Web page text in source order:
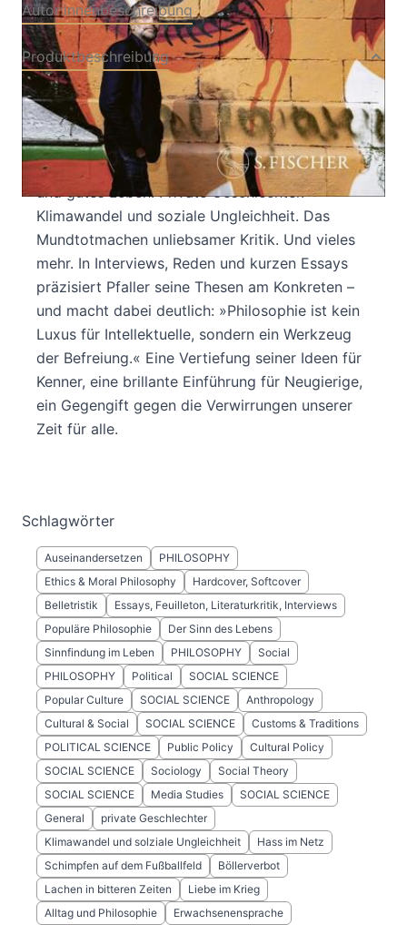
Autor:innenbeschreibung
Produktbeschreibung
Was Robert Pfaller in seinen großen Büchern
ausführlich hergeleitet hat, wird hier in knapper
Form anhand aktueller Themen erklärt: Zartes
Sprechen und vulgäre Präsidenten. Lockdowns
und gutes Leben. Private Geschlechter.
Klimawandel und soziale Ungleichheit. Das
Mundtotmachen unliebsamer Kritik. Und vieles
mehr. In Interviews, Reden und kurzen Essays
präzisiert Pfaller seine Thesen am Konkreten –
und macht dabei deutlich: »Philosophie ist kein
Luxus für Intellektuelle, sondern ein Werkzeug
der Befreiung.« Eine Vertiefung seiner Ideen für
Kenner, eine brillante Einführung für Neugierige,
ein Gegengift gegen die Verwirrungen unserer
Zeit für alle.
Schlagwörter
Auseinandersetzen
PHILOSOPHY
Ethics & Moral Philosophy
Hardcover, Softcover
Belletristik
Essays, Feuilleton, Literaturkritik, Interviews
Populäre Philosophie
Der Sinn des Lebens
Sinnfindung im Leben
PHILOSOPHY
Social
PHILOSOPHY
Political
SOCIAL SCIENCE
Popular Culture
SOCIAL SCIENCE
Anthropology
Cultural & Social
SOCIAL SCIENCE
Customs & Traditions
POLITICAL SCIENCE
Public Policy
Cultural Policy
SOCIAL SCIENCE
Sociology
Social Theory
SOCIAL SCIENCE
Media Studies
SOCIAL SCIENCE
General
private Geschlechter
Klimawandel und solziale Ungleichheit
Hass im Netz
Schimpfen auf dem Fußballfeld
Böllerverbot
Lachen in bitteren Zeiten
Liebe im Krieg
Alltag und Philosophie
Erwachsenensprache